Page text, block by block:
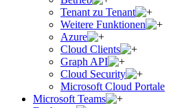
Tenant zu Tenant
Weitere Funktionen
Azure
Cloud Clients
Graph API
Cloud Security
Microsoft Cloud Portale
Microsoft Teams